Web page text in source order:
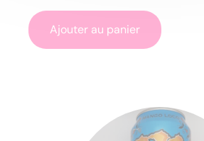
Ajouter au panier